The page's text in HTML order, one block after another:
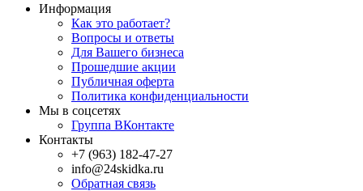
Информация
Как это работает?
Вопросы и ответы
Для Вашего бизнеса
Прошедшие акции
Публичная оферта
Политика конфиденциальности
Мы в соцсетях
Группа ВКонтакте
Контакты
+7 (963) 182-47-27
info@24skidka.ru
Обратная связь